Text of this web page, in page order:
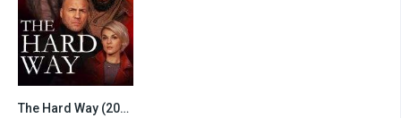
4.6The Hard Way (2019)